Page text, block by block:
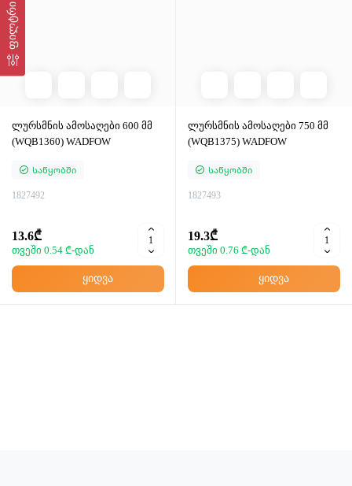
ფილტრი
ლურსმნის ამოსაღები 600 მმ
(WQB1360) WADFOW
Საწყობში
1827492
13.6₾
თვეში 0.54 ₾-დან
ყიდვა
ლურსმნის ამოსაღები 750 მმ
(WQB1375) WADFOW
Საწყობში
1827493
19.3₾
თვეში 0.76 ₾-დან
ყიდვა